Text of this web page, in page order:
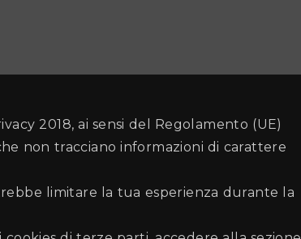
2018, ai sensi del Regolamento (UE)
non tracciano informazioni di carattere
limitare la tua esperienza durante la